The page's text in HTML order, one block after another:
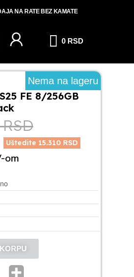
NA RATE BEZ KAMATE
0 RSD
Nema na lageru
FE 8/256GB
Uštedite 15.310 RSD
om